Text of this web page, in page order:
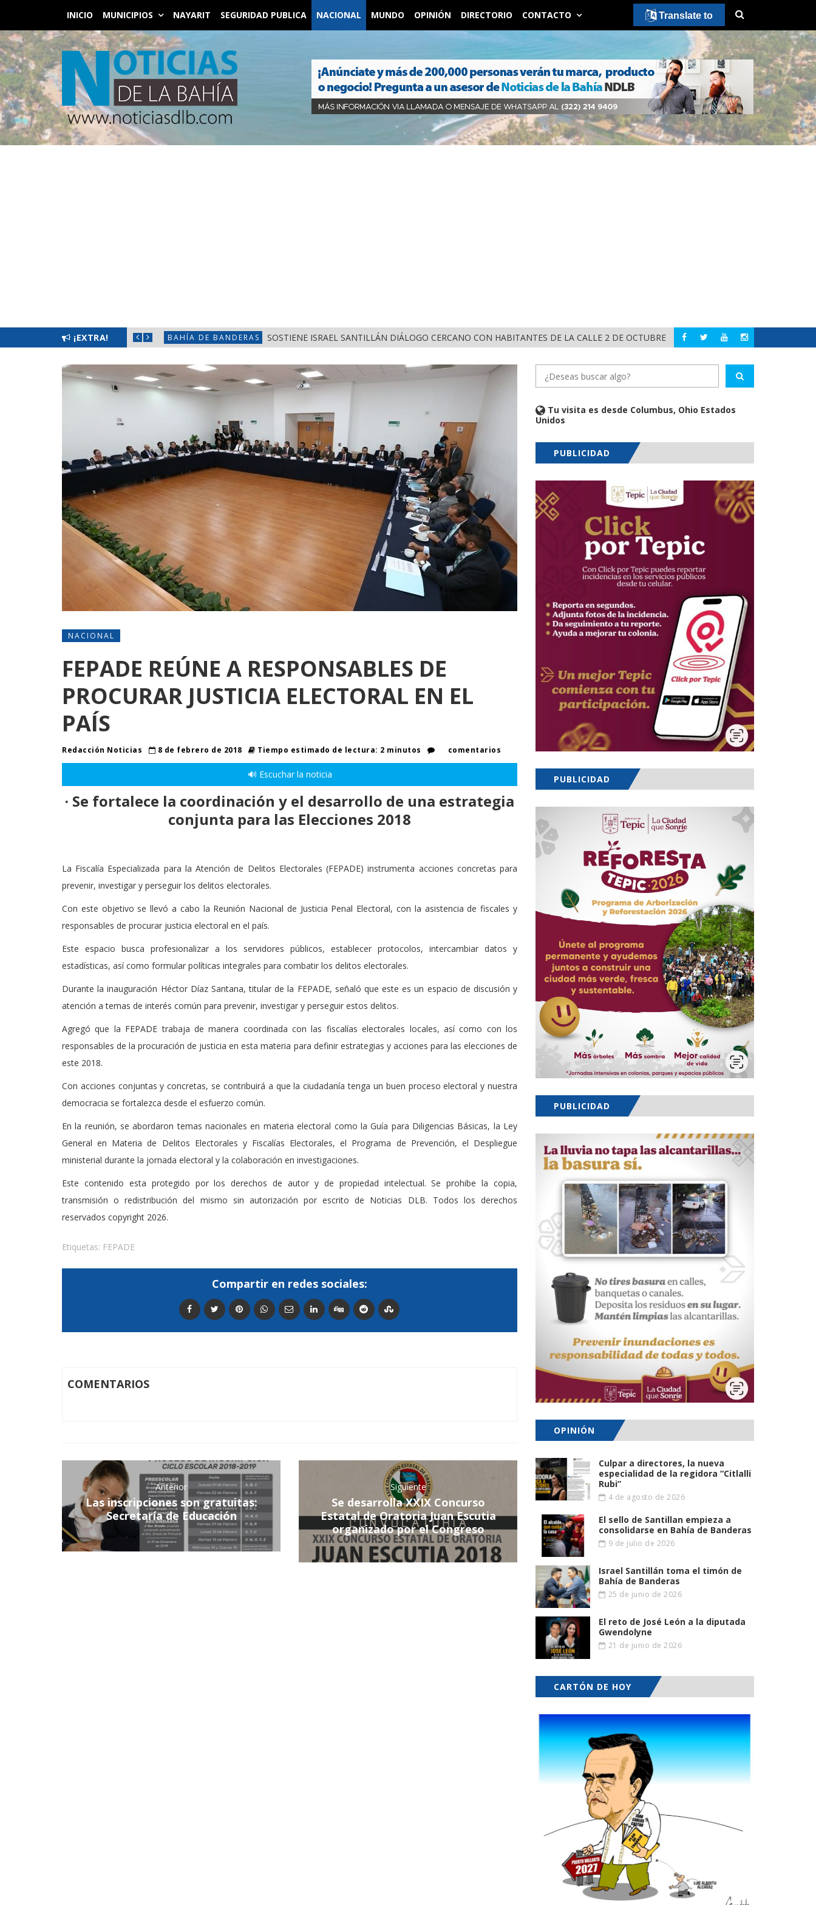
INICIO MUNICIPIOS NAYARIT SEGURIDAD PUBLICA NACIONAL MUNDO OPINIÓN DIRECTORIO CONTACTO
¡EXTRA!
LA SEGURIDAD EN NAYARIT BAHÍA DE BANDERAS SOSTIENE ISRAEL SANTILLÁN DIÁLOGO CERCANO CON HABITANTES DE LA CALLE 2 DE OCTUBRE COMPOSTELA
NACIONAL
FEPADE REÚNE A RESPONSABLES DE
PROCURAR JUSTICIA ELECTORAL EN EL
PAÍS
Redacción Noticias 8 de febrero de 2018 Tiempo estimado de lectura: 2 minutos comentarios
🔊 Escuchar la noticia
· Se fortalece la coordinación y el desarrollo de una estrategia
conjunta para las Elecciones 2018
La Fiscalía Especializada para la Atención de Delitos Electorales (FEPADE) instrumenta acciones concretas para
prevenir, investigar y perseguir los delitos electorales.
Con este objetivo se llevó a cabo la Reunión Nacional de Justicia Penal Electoral, con la asistencia de fiscales y
responsables de procurar justicia electoral en el país.
Este espacio busca profesionalizar a los servidores públicos, establecer protocolos, intercambiar datos y
estadísticas, así como formular políticas integrales para combatir los delitos electorales.
Durante la inauguración Héctor Díaz Santana, titular de la FEPADE, señaló que este es un espacio de discusión y
atención a temas de interés común para prevenir, investigar y perseguir estos delitos.
Agregó que la FEPADE trabaja de manera coordinada con las fiscalías electorales locales, así como con los
responsables de la procuración de justicia en esta materia para definir estrategias y acciones para las elecciones de
este 2018.
Con acciones conjuntas y concretas, se contribuirá a que la ciudadanía tenga un buen proceso electoral y nuestra
democracia se fortalezca desde el esfuerzo común.
En la reunión, se abordaron temas nacionales en materia electoral como la Guía para Diligencias Básicas, la Ley
General en Materia de Delitos Electorales y Fiscalías Electorales, el Programa de Prevención, el Despliegue
ministerial durante la jornada electoral y la colaboración en investigaciones.
Este contenido esta protegido por los derechos de autor y de propiedad intelectual. Se prohibe la copia,
transmisión o redistribución del mismo sin autorización por escrito de Noticias DLB. Todos los derechos
reservados copyright 2026.
Etiquetas: FEPADE
Compartir en redes sociales:
COMENTARIOS
Anterior
Las inscripciones son gratuitas:
Secretaría de Educación
Siguiente
Se desarrolla XXIX Concurso
Estatal de Oratoria Juan Escutia
organizado por el Congreso
Tu visita es desde Columbus, Ohio Estados
Unidos
PUBLICIDAD
PUBLICIDAD
PUBLICIDAD
OPINIÓN
Culpar a directores, la nueva
especialidad de la regidora “Citlalli
Rubi”
4 de agosto de 2026
El sello de Santillan empieza a
consolidarse en Bahía de Banderas
9 de julio de 2026
Israel Santillán toma el timón de
Bahía de Banderas
25 de junio de 2026
El reto de José León a la diputada
Gwendolyne
21 de junio de 2026
CARTÓN DE HOY
Translate to